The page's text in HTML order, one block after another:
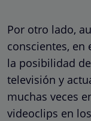
Por otro lado,
conscientes, en
la posibilidad
televisión y
muchas veces
videoclips en